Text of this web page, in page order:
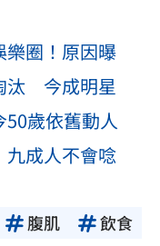
圈！原因曝
汰 今成明星
歲依舊動人
九成人不會唸
腹肌
飲食